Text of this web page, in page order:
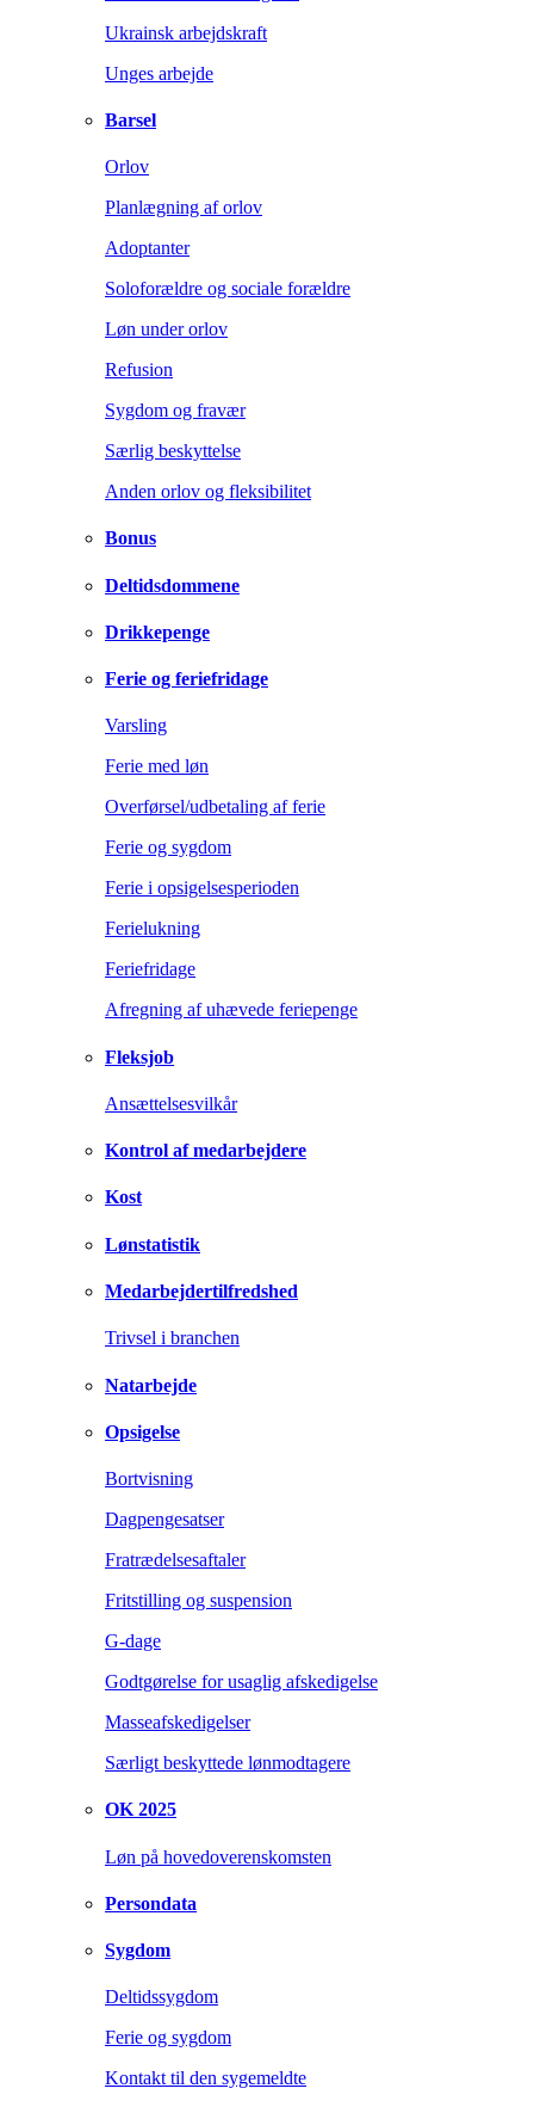
Ukrainsk arbejdskraft
Unges arbejde
Barsel
Orlov
Planlægning af orlov
Adoptanter
Soloforældre og sociale forældre
Løn under orlov
Refusion
Sygdom og fravær
Særlig beskyttelse
Anden orlov og fleksibilitet
Bonus
Deltidsdommene
Drikkepenge
Ferie og feriefridage
Varsling
Ferie med løn
Overførsel/udbetaling af ferie
Ferie og sygdom
Ferie i opsigelsesperioden
Ferielukning
Feriefridage
Afregning af uhævede feriepenge
Fleksjob
Ansættelsesvilkår
Kontrol af medarbejdere
Kost
Lønstatistik
Medarbejdertilfredshed
Trivsel i branchen
Natarbejde
Opsigelse
Bortvisning
Dagpengesatser
Fratrædelsesaftaler
Fritstilling og suspension
G-dage
Godtgørelse for usaglig afskedigelse
Masseafskedigelser
Særligt beskyttede lønmodtagere
OK 2025
Løn på hovedoverenskomsten
Persondata
Sygdom
Deltidssygdom
Ferie og sygdom
Kontakt til den sygemeldte